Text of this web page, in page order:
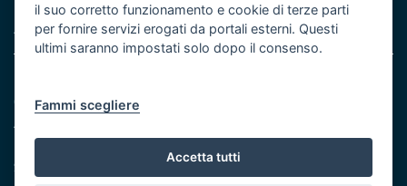
Iniziativa finanziata con risorse del POR Puglia 2014/2020 -
Asse XI
Cookie e privacy
Atti di notifica
Feed RSS
Servizi Intranet
il suo corretto funzionamento e cookie di terze parti
per fornire servizi erogati da portali esterni. Questi
ultimi saranno impostati solo dopo il consenso.
Fammi scegliere
Accetta tutti